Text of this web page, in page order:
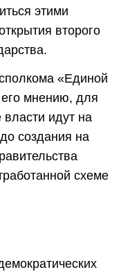
этими
второго
«Единой
мнению, для
власти идут на
создания на
схеме